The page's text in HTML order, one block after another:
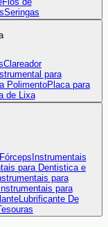
Seringas
Clareador
para
PolimentoPlaca para
de Lixa
Fórceps Instrumentais
para Dentistica e
para
para
Lubrificante De